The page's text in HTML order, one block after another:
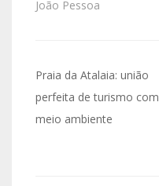
João Pessoa
Praia da Atalaia: união
perfeita de turismo com
meio ambiente